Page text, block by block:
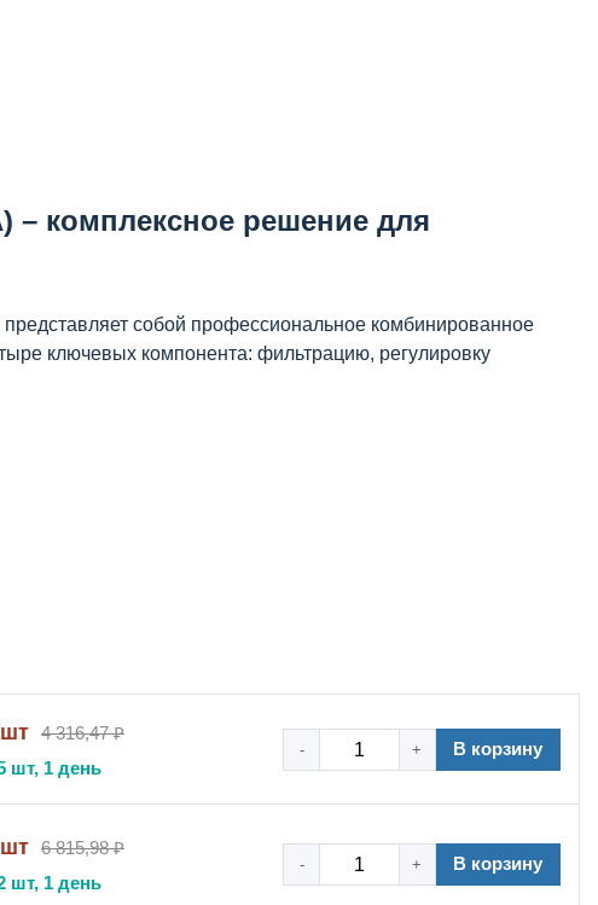
– комплексное решение для
представляет собой профессиональное комбинированное
ключевых компонента: фильтрацию, регулировку
4 316,47 ₽
шт, 1 день
- + В корзину
6 815,98 ₽
шт, 1 день
- + В корзину